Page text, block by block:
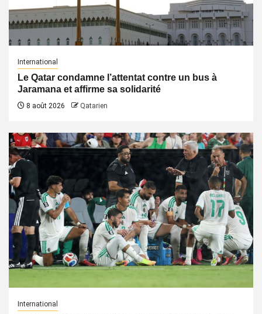
International
Le Qatar condamne l’attentat contre un bus à
Jaramana et affirme sa solidarité
8 août 2026 Qatarien
International